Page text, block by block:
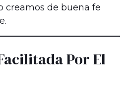
creamos de buena fe
Por El